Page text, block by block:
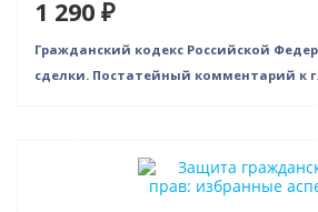
1 290 ₽
Гражданский кодекс Российской
сделки. Постатейный комментарий к